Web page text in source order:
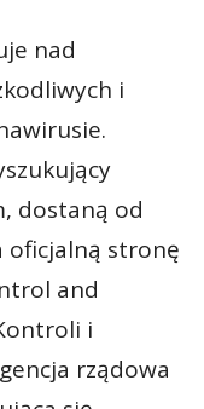
nad
i
dostaną od
oficjalną stronę
and
i
rządowa